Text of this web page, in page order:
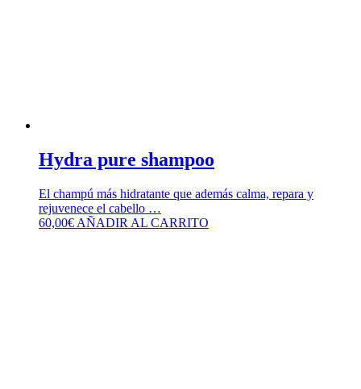
Hydra pure shampoo
El champú más hidratante que además calma, repara y
rejuvenece el cabello …
60,00€ AÑADIR AL CARRITO